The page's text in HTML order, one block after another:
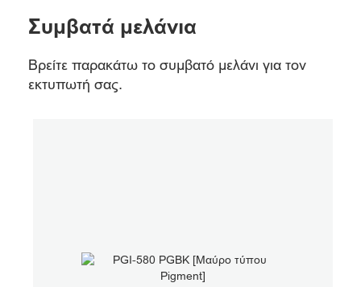
Συμβατά μελάνια
Βρείτε παρακάτω το συμβατό μελάνι για τον
εκτυπωτή σας.